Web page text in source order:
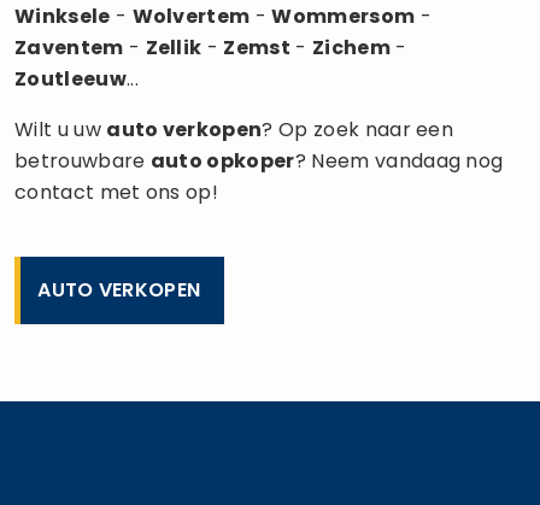
Winksele - Wolvertem -Wommersom -
Zaventem - Zellik - Zemst - Zichem-
Zoutleeuw...
Wilt u uw auto verkopen? Op zoek naar een
betrouwbare auto opkoper? Neem vandaag nog
contact met ons op!
AUTO VERKOPEN